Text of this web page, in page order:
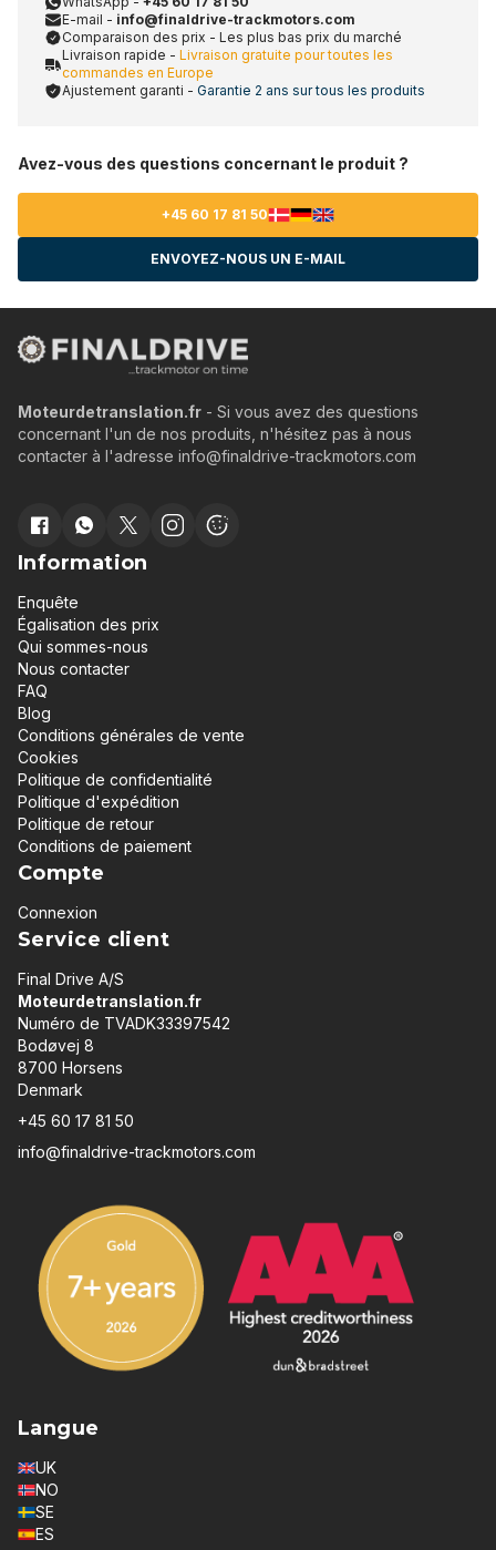
E-mail - info@finaldrive-trackmotors.com
Comparaison des prix - Les plus bas prix du marché
Livraison rapide - Livraison gratuite pour toutes les
commandes en Europe
Ajustement garanti - Garantie 2 ans sur tous les produits
Avez-vous des questions concernant le produit ?
+45 60 17 81 50
ENVOYEZ-NOUS UN E-MAIL
Moteurdetranslation.fr - Si vous avez des questions
concernant l'un de nos produits, n'hésitez pas à nous
contacter à l'adresse info@finaldrive-trackmotors.com
Information
Enquête
Égalisation des prix
Qui sommes-nous
Nous contacter
FAQ
Blog
Conditions générales de vente
Cookies
Politique de confidentialité
Politique d'expédition
Politique de retour
Conditions de paiement
Compte
Connexion
Service client
Final Drive A/S
Moteurdetranslation.fr
Numéro de TVADK33397542
Bodøvej 8
8700 Horsens
Denmark
+45 60 17 81 50
info@finaldrive-trackmotors.com
Langue
UK
NO
SE
ES